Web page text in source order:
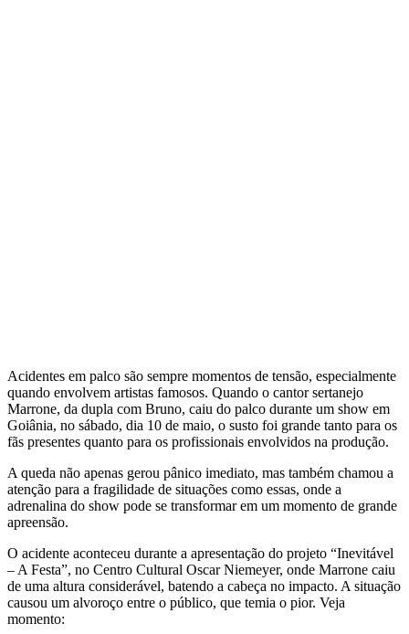
Acidentes em palco são sempre momentos de tensão, especialmente
quando envolvem artistas famosos. Quando o cantor sertanejo
Marrone, da dupla com Bruno, caiu do palco durante um show em
Goiânia, no sábado, dia 10 de maio, o susto foi grande tanto para os
fãs presentes quanto para os profissionais envolvidos na produção.
A queda não apenas gerou pânico imediato, mas também chamou a
atenção para a fragilidade de situações como essas, onde a
adrenalina do show pode se transformar em um momento de grande
apreensão.
O acidente aconteceu durante a apresentação do projeto “Inevitável
– A Festa”, no Centro Cultural Oscar Niemeyer, onde Marrone caiu
de uma altura considerável, batendo a cabeça no impacto. A situação
causou um alvoroço entre o público, que temia o pior. Veja
momento: